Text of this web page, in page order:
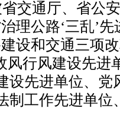
交通厅、省公
理公路‘三乱’
设和交通三项
风行风建设先进
设先进单位、党
制工作先进单位